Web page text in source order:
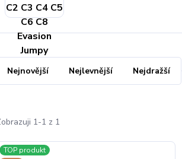
Nejnovější Nejlevnější Nejdražší
1-1 z 1
TOP produkt